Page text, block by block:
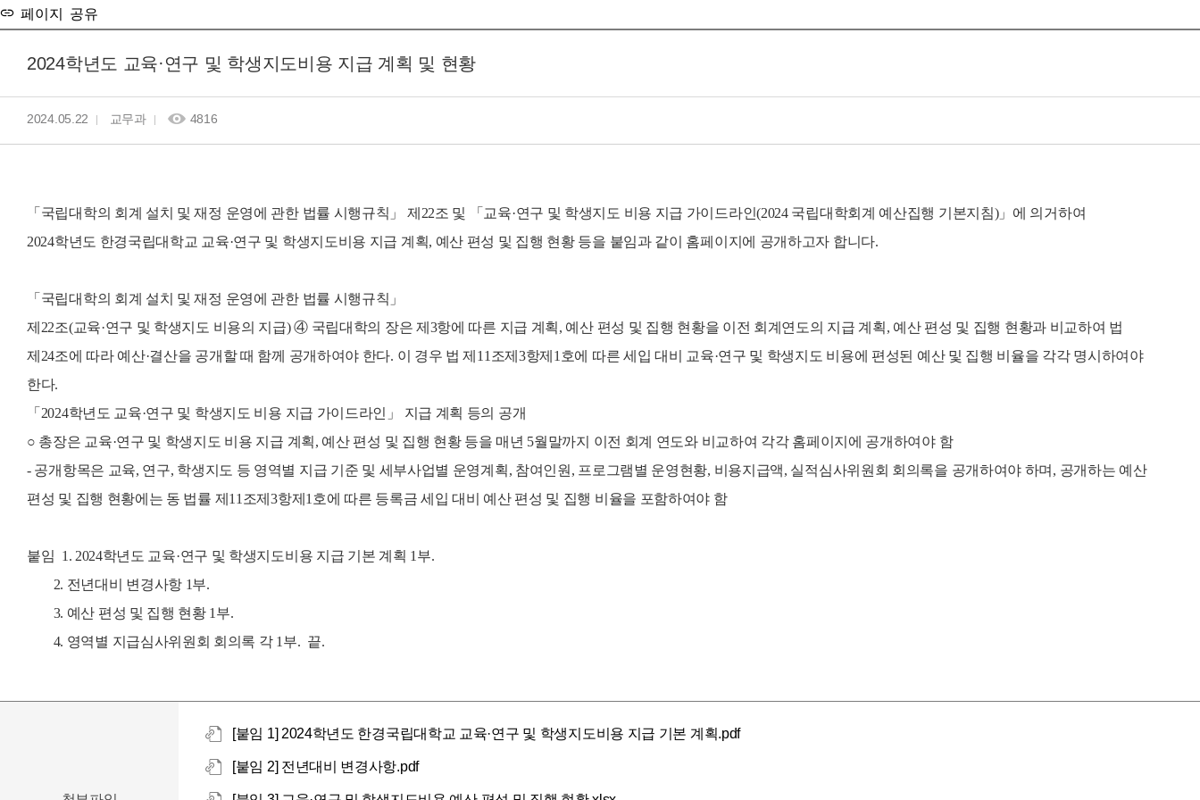
페이지 공유
2024학년도 교육·연구 및 학생지도비용 지급 계획 및 현황
2024.05.22 교무과 4816
「국립대학의 회계 설치 및 재정 운영에 관한 법률 시행규칙」 제22조 및 「교육·연구 및 학생지도 비용 지급 가이드라인(2024 국립대학회계 예산집행 기본지침)」에 의거하여
2024학년도 한경국립대학교 교육·연구 및 학생지도비용 지급 계획, 예산 편성 및 집행 현황 등을 붙임과 같이 홈페이지에 공개하고자 합니다.
「국립대학의 회계 설치 및 재정 운영에 관한 법률 시행규칙」
제22조(교육·연구 및 학생지도 비용의 지급) ④ 국립대학의 장은 제3항에 따른 지급 계획, 예산 편성 및 집행 현황을 이전 회계연도의 지급 계획, 예산 편성 및 집행 현황과 비교하여 법
제24조에 따라 예산·결산을 공개할 때 함께 공개하여야 한다. 이 경우 법 제11조제3항제1호에 따른 세입 대비 교육·연구 및 학생지도 비용에 편성된 예산 및 집행 비율을 각각 명시하여야
한다.
「2024학년도 교육·연구 및 학생지도 비용 지급 가이드라인」 지급 계획 등의 공개
○ 총장은 교육·연구 및 학생지도 비용 지급 계획, 예산 편성 및 집행 현황 등을 매년 5월말까지 이전 회계 연도와 비교하여 각각 홈페이지에 공개하여야 함
- 공개항목은 교육, 연구, 학생지도 등 영역별 지급 기준 및 세부사업별 운영계획, 참여인원, 프로그램별 운영현황, 비용지급액, 실적심사위원회 회의록을 공개하여야 하며, 공개하는 예산
편성 및 집행 현황에는 동 법률 제11조제3항제1호에 따른 등록금 세입 대비 예산 편성 및 집행 비율을 포함하여야 함
붙임 1. 2024학년도 교육·연구 및 학생지도비용 지급 기본 계획 1부.
2. 전년대비 변경사항 1부.
3. 예산 편성 및 집행 현황 1부.
4. 영역별 지급심사위원회 회의록 각 1부. 끝.
[붙임 1] 2024학년도 한경국립대학교 교육·연구 및 학생지도비용 지급 기본 계획.pdf
[붙임 2] 전년대비 변경사항.pdf